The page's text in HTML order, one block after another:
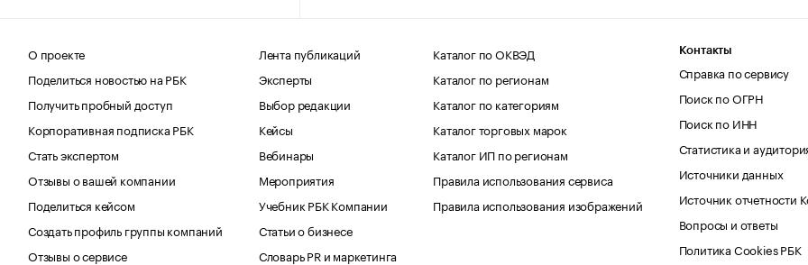
О проекте
Поделиться новостью на РБК
Получить пробный доступ
Корпоративная подписка РБК
Стать экспертом
Отзывы о вашей компании
Поделиться кейсом
Создать профиль группы компаний
Отзывы о сервисе
Лента публикаций
Эксперты
Выбор редакции
Кейсы
Вебинары
Мероприятия
Учебник РБК Компании
Статьи о бизнесе
Словарь PR и маркетинга
Каталог по ОКВЭД
Каталог по регионам
Каталог по категориям
Каталог торговых марок
Каталог ИП по регионам
Правила использования сервиса
Правила использования изображений
Контакты
Справка по сервису
Поиск по ОГРН
Поиск по ИНН
Статистика и
Источники данных
Источник отчетности
Вопросы и ответы
Политика Cookies РБК